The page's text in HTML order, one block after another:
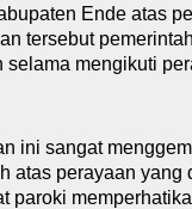
Ende atas
tersebut
selama mengikuti
ini sangat
atas perayaan yang
paroki